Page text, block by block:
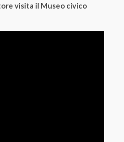
visita il Museo civico